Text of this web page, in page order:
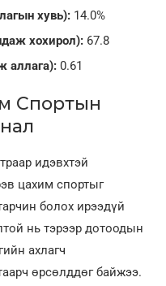
хувь): 14.0%
хохирол): 67.8
аллага): 0.61
Спортын
идэвхтэй
цахим спортыг
болох ирээдүй
нь тэрээр дотоодын
ахлагч
өрсөлддөг байжээ.